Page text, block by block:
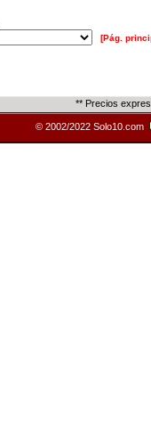
[Pág.
** Precios
© 2002/2022 Solo10.com